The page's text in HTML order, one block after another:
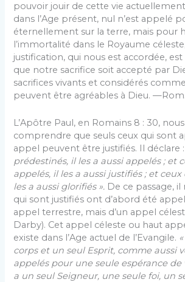
pouvoir jouir de cette vie
dans l’Age présent, nul n’est appelé
éternellement sur la terre, mais pour
l’immortalité dans le Royaume
justification, qui nous est accordée,
que notre sacrifice soit accepté par
sacrifices vivants et considérés
peuvent être agréables à Dieu. —Rom.
L’Apôtre Paul, en Romains 8 : 30,
comprendre que seuls ceux qui sont
appel peuvent être justifiés. Il déclare :
prédestinés, il les a aussi appelés ; et
appelés, il les a aussi justifiés ; et ceux
les a aussi glorifiés ». De ce passage,
qui sont justifiés ont d’abord été
appel terrestre, mais d’un appel
Darby). Cet appel céleste ou haut
existe dans l’Age actuel de l’Evangile.
corps et un seul Esprit, comme aussi
appelés pour une seule espérance de
a un seul Seigneur, une seule foi, un